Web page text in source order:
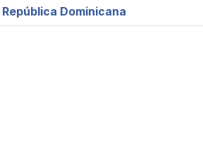
Dominicana